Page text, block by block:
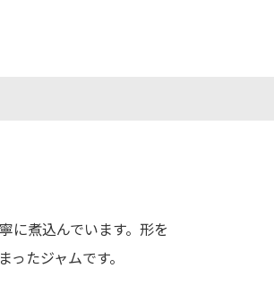
に煮込んでいます。形を
たジャムです。